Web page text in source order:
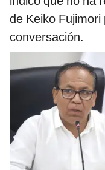
de Keiko
conversación.